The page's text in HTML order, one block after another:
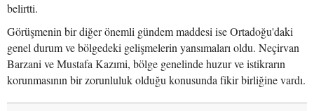
belirtti.
Görüşmenin bir diğer önemli gündem maddesi ise Ortadoğu'daki
genel durum ve bölgedeki gelişmelerin yansımaları oldu. Neçirvan
Barzani ve Mustafa Kazımi, bölge genelinde huzur ve istikrarın
korunmasının bir zorunluluk olduğu konusunda fikir birliğine vardı.